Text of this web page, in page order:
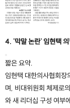
4. '막말 논란' 임현택
짧은 요약.
임현택 대한의사협회장
며, 비대위원회 체제로
와 새 리더십 구성 여부